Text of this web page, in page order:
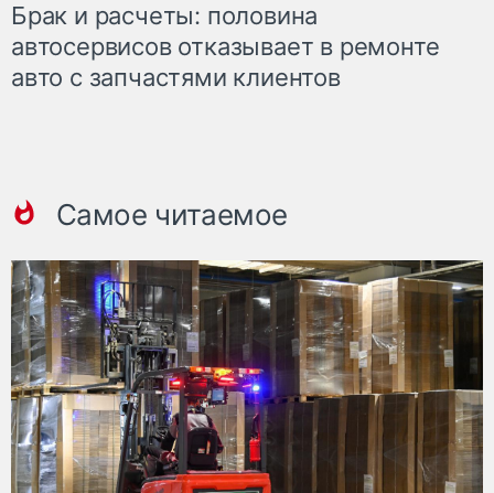
Брак и расчеты: половина
автосервисов отказывает в ремонте
авто с запчастями клиентов
Самое читаемое